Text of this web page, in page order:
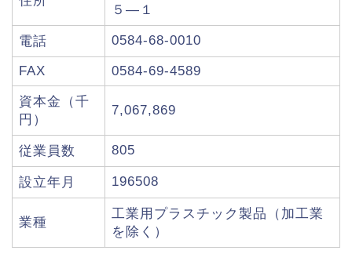
５―１
電話 0584-68-0010
FAX 0584-69-4589
資本金（千
円）
7,067,869
従業員数 805
設立年月 196508
業種
工業用プラスチック製品（加工業
を除く）